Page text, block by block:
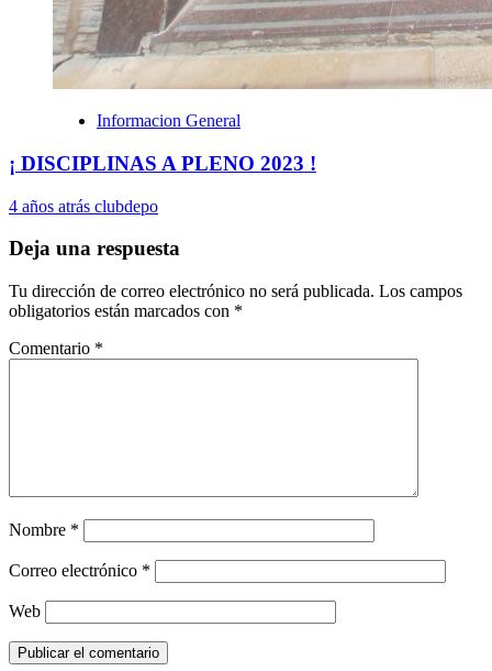
Informacion General
¡ DISCIPLINAS A PLENO 2023 !
4 años atrás clubdepo
Deja una respuesta
Tu dirección de correo electrónico no será publicada. Los campos
obligatorios están marcados con *
Comentario *
Nombre *
Correo electrónico *
Web